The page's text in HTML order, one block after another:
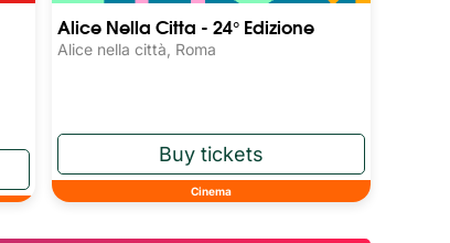
Alice Nella Citta - 24° Edizione
Alice nella città, Roma
Cinema